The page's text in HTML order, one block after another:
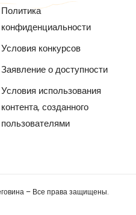
Политика
конфиденциальности
Условия конкурсов
Заявление о доступности
Условия использования
контента, созданного
пользователями
– Все права защищены.